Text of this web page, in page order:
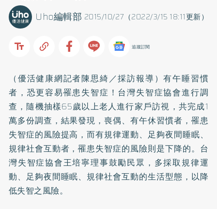
2015/10/27（2022/3/15 18:11更新）
Uho編輯部
追蹤訂閱
（優活健康網記者陳思綺／採訪報導）有午睡習慣
者，恐更容易罹患失智症！台灣失智症協會進行調
查，隨機抽樣65歲以上老人進行家戶訪視，共完成1
萬多份調查，結果發現，喪偶、有午休習慣者，罹患
失智症的風險提高，而有規律運動、足夠夜間睡眠、
規律社會互動者，罹患失智症的風險則是下降的。台
灣失智症協會王培寧理事鼓勵民眾，多採取規律運
動、足夠夜間睡眠、規律社會互動的生活型態，以降
低失智之風險。